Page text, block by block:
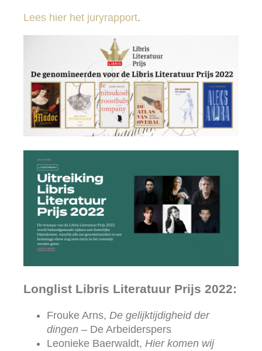
Lees hier het juryrapport.
Longlist Libris Literatuur Prijs 2022:
Frouke Arns, De gelijktijdigheid der
dingen – De Arbeiderspers
Leonieke Baerwaldt, Hier komen wij